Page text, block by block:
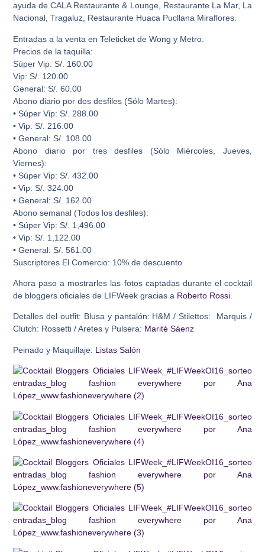
ayuda de CALA Restaurante & Lounge, Restaurante La Mar, La
Nacional, Tragaluz, Restaurante Huaca Pucllana Miraflores.
Entradas a la venta en Teleticket de Wong y Metro.
Precios de la taquilla:
Súper Vip: S/. 160.00
Vip: S/. 120.00
General: S/. 60.00
Abono diario por dos desfiles (Sólo Martes):
• Súper Vip: S/. 288.00
• Vip: S/. 216.00
• General: S/. 108.00
Abono diario por tres desfiles (Sólo Miércoles, Jueves,
Viernes):
• Súper Vip: S/. 432.00
• Vip: S/. 324.00
• General: S/. 162.00
Abono semanal (Todos los desfiles):
• Súper Vip: S/. 1,496.00
• Vip: S/. 1,122.00
• General: S/. 561.00
Suscriptores El Comercio: 10% de descuento
Ahora paso a mostrarles las fotos captadas durante el cocktail
de bloggers oficiales de LIFWeek gracias a Roberto Rossi
Detalles del outfit: Blusa y pantalón: H&M / Stilettos: Marquis /
Clutch: Rossetti / Aretes y Pulsera: Marité Sáenz
Peinado y Maquillaje: Listas Salón